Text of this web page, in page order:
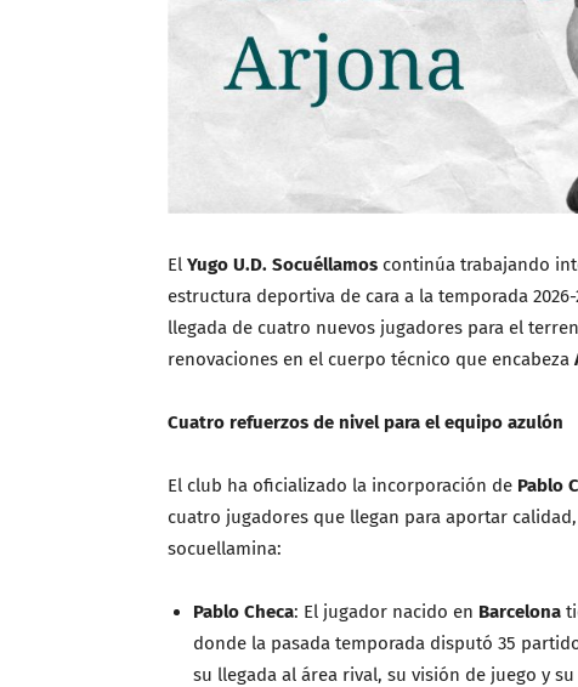
El Yugo U.D. Socuéllamos continúa trabajando
estructura deportiva de cara a la temporada
llegada de cuatro nuevos jugadores para el
renovaciones en el cuerpo técnico que encabeza
Cuatro refuerzos de nivel para el equipo azulón
El club ha oficializado la incorporación de Pablo
cuatro jugadores que llegan para aportar
socuellamina:
Pablo Checa: El jugador nacido en Barcelona
donde la pasada temporada disputó 35
su llegada al área rival, su visión de juego y